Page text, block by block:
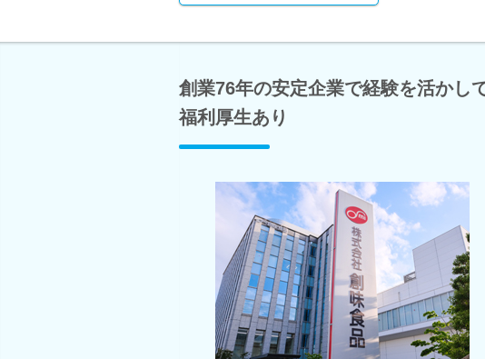
創業76年の安定企業で経験を活かし
福利厚生あり